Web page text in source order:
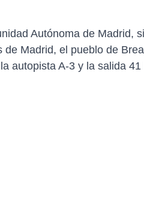
Autónoma de Madrid,
Madrid, el pueblo de
autopista A-3 y la salida